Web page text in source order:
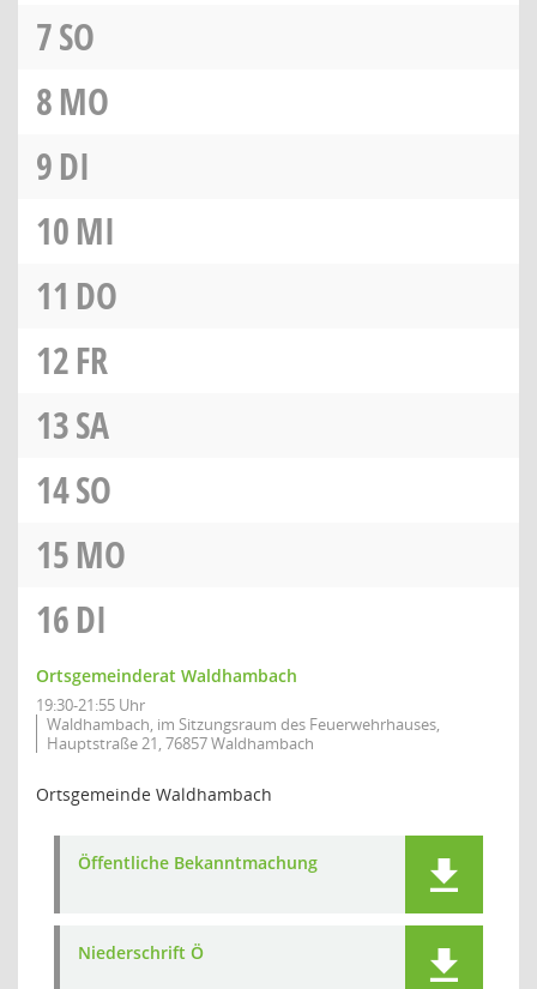
7SO
8MO
9DI
10MI
11 DO
12FR
13SA
14SO
15MO
16DI
Ortsgemeinderat Waldhambach
19:30-21:55 Uhr
Waldhambach, im Sitzungsraum des Feuerwehrhauses,
Hauptstraße 21, 76857 Waldhambach
Ortsgemeinde Waldhambach
Öffentliche Bekanntmachung
Niederschrift Ö